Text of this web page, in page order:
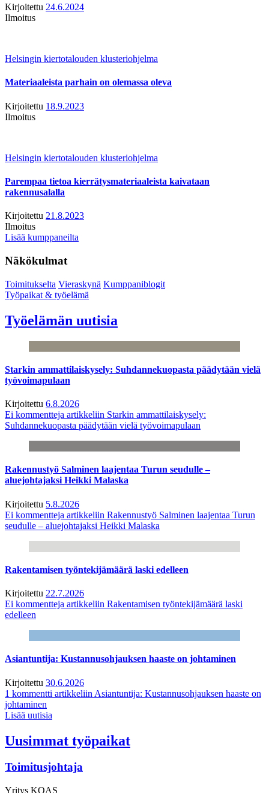
Kirjoitettu 24.6.2024
Ilmoitus
Helsingin kiertotalouden klusteriohjelma
Materiaaleista parhain on olemassa oleva
Kirjoitettu 18.9.2023
Ilmoitus
Helsingin kiertotalouden klusteriohjelma
Parempaa tietoa kierrätysmateriaaleista kaivataan
rakennusalalla
Kirjoitettu 21.8.2023
Ilmoitus
Lisää kumppaneilta
Näkökulmat
Toimitukselta Vieraskynä Kumppaniblogit
Työpaikat & työelämä
Työelämän uutisia
Starkin ammattilaiskysely: Suhdannekuopasta päädytään vielä
työvoimapulaan
Kirjoitettu 6.8.2026
Ei kommentteja artikkeliin Starkin ammattilaiskysely:
Suhdannekuopasta päädytään vielä työvoimapulaan
Rakennustyö Salminen laajentaa Turun seudulle –
aluejohtajaksi Heikki Malaska
Kirjoitettu 5.8.2026
Ei kommentteja artikkeliin Rakennustyö Salminen laajentaa Turun
seudulle – aluejohtajaksi Heikki Malaska
Rakentamisen työntekijämäärä laski edelleen
Kirjoitettu 22.7.2026
Ei kommentteja artikkeliin Rakentamisen työntekijämäärä laski
edelleen
Asiantuntija: Kustannusohjauksen haaste on johtaminen
Kirjoitettu 30.6.2026
1 kommentti artikkeliin Asiantuntija: Kustannusohjauksen haaste on
johtaminen
Lisää uutisia
Uusimmat työpaikat
Toimitusjohtaja
Yritys KOAS